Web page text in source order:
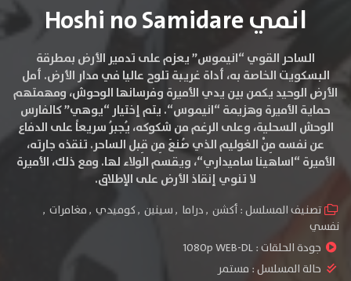
انمي Hoshi no Samidare
الساحر القوي “انيموس” يعزم على تدمير الأرض بمطرقة
البسكويت الخاصة به، أداة غريبة تلوح عاليا في مدار الأرض. أمل
الأرض الوحيد يكمن بين يدي الأميرة وفرسانها الوحوش، ومهمتهم
حماية الأميرة وهزيمة “انيموس“. يتم إختيار “يوهي” كالفارس
الوحش السحلية، وعلى الرغم من شكوكه، يُجبرُ سريعاً على الدفاع
عن نفسه مِنْ الغوليم الذي صُنعَ مِن قِبل الساحر. تنقذه جارته،
الأميرة “اساهينا ساميداري“، ويقسم الولاء لها. ومع ذلك، الأميرة
لا تنوي إنقاذ الأرض على الإطلاق.
تصنيف المسلسل :أكشن ,دراما ,سينين ,كوميدي ,مغامرات ,
نفسي
جودة الحلقات :1080p WEB-DL
حالة المسلسل : مستمر